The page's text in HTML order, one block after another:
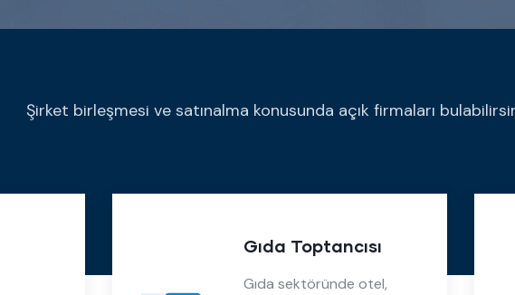
Şirket birleşmesi ve satınalma konusunda açık firmaları
Gıda Toptancısı
Gıda sektöründe otel,